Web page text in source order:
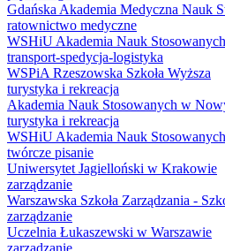
Gdańska Akademia Medyczna Nauk
ratownictwo medyczne
WSHiU Akademia Nauk
transport-spedycja-logistyka
WSPiA Rzeszowska Szkoła Wyższa
turystyka i rekreacja
Akademia Nauk Stosowanych w
turystyka i rekreacja
WSHiU Akademia Nauk
twórcze pisanie
Uniwersytet Jagielloński w Krakowie
zarządzanie
Warszawska Szkoła Zarządzania -
zarządzanie
Uczelnia Łukaszewski w Warszawie
zarządzanie